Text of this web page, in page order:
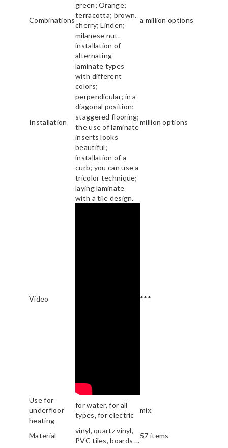
Combinations
green; Orange;
terracotta; brown.
cherry; Linden;
milanese nut.
a million options
Installation
installation of
alternating
laminate types
with different
colors;
perpendicular; in a
diagonal position;
staggered flooring;
the use of laminate
inserts looks
beautiful;
installation of a
curb; you can use a
tricolor technique;
laying laminate
with a tile design.
million options
Video ***
Use for
underfloor
heating
for water, for all
types, for electric
mix
Material
vinyl, quartz vinyl,
PVC tiles, boards ...
57 items